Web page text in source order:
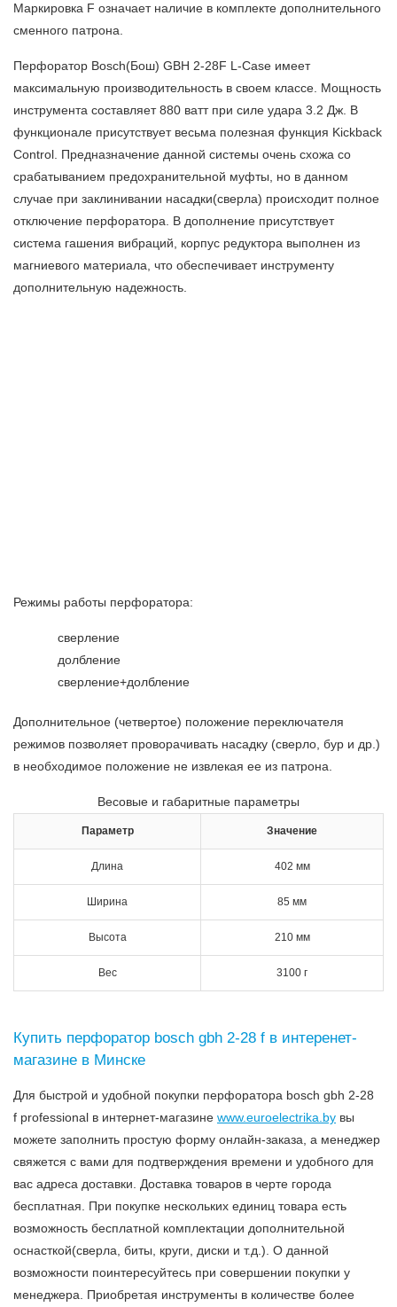
Маркировка F означает наличие в комплекте дополнительного
сменного патрона.
Перфоратор Bosch(Бош) GBH 2-28F L-Case имеет
максимальную производительность в своем классе. Мощность
инструмента составляет 880 ватт при силе удара 3.2 Дж. В
функционале присутствует весьма полезная функция Kickback
Control. Предназначение данной системы очень схожа со
срабатыванием предохранительной муфты, но в данном
случае при заклинивании насадки(сверла) происходит полное
отключение перфоратора. В дополнение присутствует
система гашения вибраций, корпус редуктора выполнен из
магниевого материала, что обеспечивает инструменту
дополнительную надежность.
Режимы работы перфоратора:
сверление
долбление
сверление+долбление
Дополнительное (четвертое) положение переключателя
режимов позволяет проворачивать насадку (сверло, бур и др.)
в необходимое положение не извлекая ее из патрона.
Весовые и габаритные параметры
Параметр Значение
Длина 402 мм
Ширина 85 мм
Высота 210 мм
Вес 3100 г
Купить перфоратор bosch gbh 2-28 f в интеренет-
магазине в Минске
Для быстрой и удобной покупки перфоратора bosch gbh 2-28
f professional в интернет-магазине www.euroelectrika.by вы
можете заполнить простую форму онлайн-заказа, а менеджер
свяжется с вами для подтверждения времени и удобного для
вас адреса доставки. Доставка товаров в черте города
бесплатная. При покупке нескольких единиц товара есть
возможность бесплатной комплектации дополнительной
оснасткой(сверла, биты, круги, диски и т.д.). О данной
возможности поинтересуйтесь при совершении покупки у
менеджера. Приобретая инструменты в количестве более